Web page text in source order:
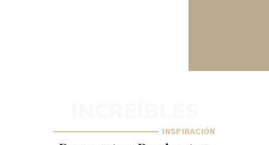
INSPIRACIÓN